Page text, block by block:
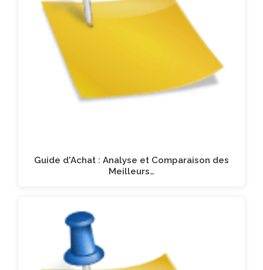
Guide d'Achat : Analyse et Comparaison des
Meilleurs…